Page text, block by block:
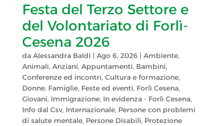
Festa del Terzo Settore e
del Volontariato di Forlì-
Cesena 2026
da Alessandra Baldi | Ago 6, 2026| Ambiente,
Animali, Anziani, Appuntamenti, Bambini,
Conferenze ed incontri, Cultura e formazione,
Donne, Famiglie, Feste ed eventi, Forlì Cesena,
Giovani, Immigrazione, In evidenza - Forlì Cesena,
Info dal Csv, Internazionale, Persone con problemi
di salute mentale, Persone Disabili, Protezione